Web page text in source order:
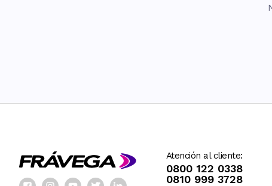
Atención al cliente:
0800 122 0338
0810 999 3728